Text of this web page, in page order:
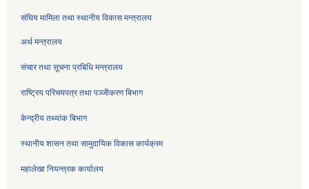
संघिय मामिला तथा स्थानीय विकास मन्त्रालय
अर्थ मन्त्रालय
संचार तथा सूचना प्रबिधि मन्त्रालय
राष्ट्रिय परिचयपत्र तथा पञ्जीकरण बिभाग
केन्द्रीय तथ्यांक बिभाग
स्थानीय शासन तथा सामुदायिक विकास कार्यक्रम
महालेखा नियन्त्रक कार्यालय